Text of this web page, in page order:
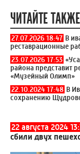
ЧИТАЙТЕ ТАКЖЕ
27.07.2026 18:47 В
реставрационные
23.07.2026 17:53
района представит
«Музейный Олимп»
22.10.2024 17:48 В
сохранению
22 августа 2024
сбили двух